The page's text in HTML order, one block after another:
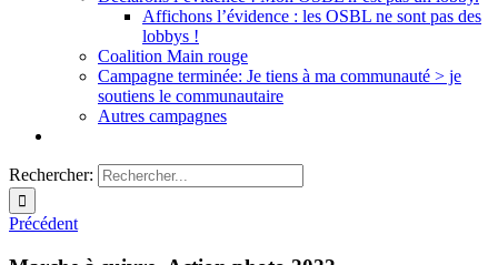
Affichons l’évidence : les OSBL ne sont pas des
lobbys !
Coalition Main rouge
Campagne terminée: Je tiens à ma communauté > je
soutiens le communautaire
Autres campagnes
Rechercher:
Précédent